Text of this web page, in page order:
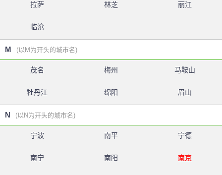
拉萨 林芝 丽江
临沧
M (以M为开头的城市名)
茂名 梅州 马鞍山
牡丹江 绵阳 眉山
N (以N为开头的城市名)
宁波 南平 宁德
南宁 南阳 南京